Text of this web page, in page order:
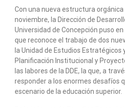
Con una nueva estructura
noviembre, la Dirección de
Universidad de Concepción puso
que reconoce el trabajo de dos
la Unidad de Estudios Estratégicos
Planificación Institucional y
las labores de la DDE, la que, a
responder a los enormes desafíos
escenario de la educación superior.